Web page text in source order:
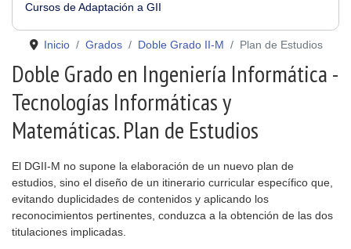
Cursos de Adaptación a GII
Inicio Grados Doble Grado II-M Plan de Estudios
Doble Grado en Ingeniería Informática -
Tecnologías Informáticas y
Matemáticas. Plan de Estudios
El DGII-M no supone la elaboración de un nuevo plan de
estudios, sino el diseño de un itinerario curricular específico que,
evitando duplicidades de contenidos y aplicando los
reconocimientos pertinentes, conduzca a la obtención de las dos
titulaciones implicadas.